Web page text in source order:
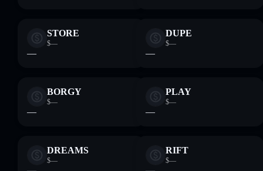
STORE
$—
—
DUPE
$—
—
BORGY
$—
—
PLAY
$—
—
DREAMS
$—
RIFT
$—